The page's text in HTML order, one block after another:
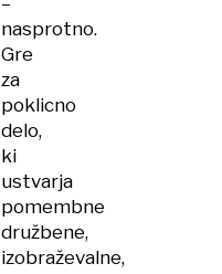
nasprotno.
Gre
za
poklicno
delo,
ki
ustvarja
pomembne
družbene,
izobraževalne,